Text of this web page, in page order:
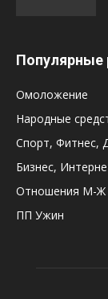
Популярные
Омоложение
Народные
Спорт, Фитнес,
Бизнес,
Отношения М-Ж
ПП Ужин